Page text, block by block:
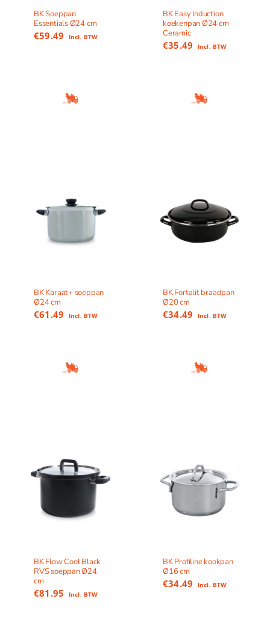
BK Soeppan
Essentials Ø24 cm
€59.49 Incl. BTW
BK Easy Induction
koekenpan Ø24 cm
Ceramic
€35.49 Incl. BTW
BK Karaat+ soeppan
Ø24 cm
€61.49 Incl. BTW
BK Fortalit braadpan
Ø20 cm
€34.49 Incl. BTW
BK Flow Cool Black
RVS soeppan Ø24
cm
€81.95 Incl. BTW
BK Profiline kookpan
Ø16 cm
€34.49 Incl. BTW